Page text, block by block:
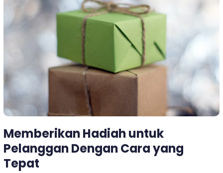
Memberikan Hadiah untuk
Pelanggan Dengan Cara yang
Tepat
Pelanggan
Tepat